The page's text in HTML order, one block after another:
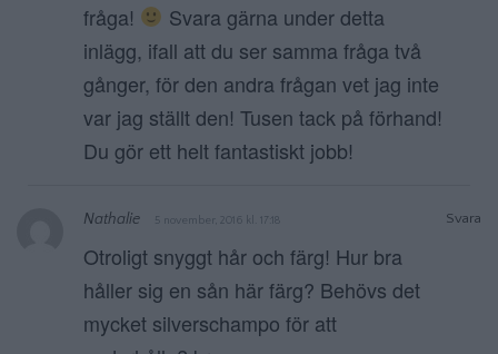
fråga!
Svara gärna under detta
inlägg, ifall att du ser samma fråga två
gånger, för den andra frågan vet jag inte
var jag ställt den! Tusen tack på förhand!
Du gör ett helt fantastiskt jobb!
Svara
Nathalie 5 november, 2016 kl. 17:18
Otroligt snyggt hår och färg! Hur bra
håller sig en sån här färg? Behövs det
mycket silverschampo för att